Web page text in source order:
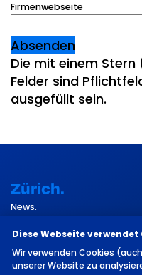
Firmenwebseite
Absenden
Die mit einem Stern
Felder sind
ausgefüllt sein.
Zürich.
News.
Newsletter.
Kontakt.
Diese Webseite verwendet
Wir verwenden Cookies
unserer Website zu